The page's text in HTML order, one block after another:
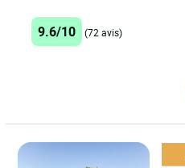
9.6/10 (72 avis)